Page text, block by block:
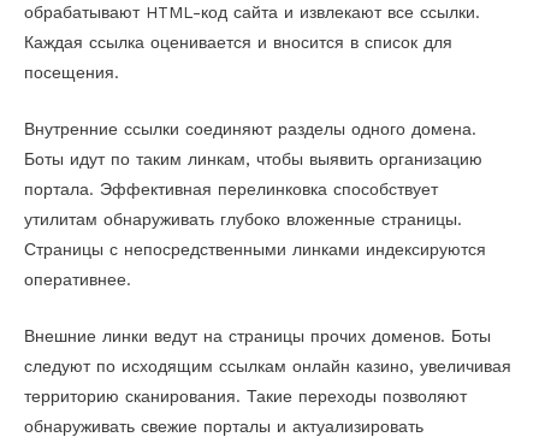
обрабатывают HTML-код сайта и извлекают все ссылки.
Каждая ссылка оценивается и вносится в список для
посещения.
Внутренние ссылки соединяют разделы одного домена.
Боты идут по таким линкам, чтобы выявить организацию
портала. Эффективная перелинковка способствует
утилитам обнаруживать глубоко вложенные страницы.
Страницы с непосредственными линками индексируются
оперативнее.
Внешние линки ведут на страницы прочих доменов. Боты
следуют по исходящим ссылкам онлайн казино, увеличивая
территорию сканирования. Такие переходы позволяют
обнаруживать свежие порталы и актуализировать